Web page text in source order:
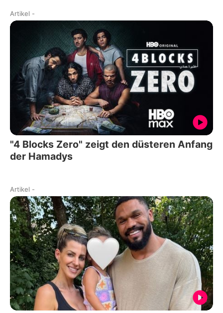
Artikel -
"4 Blocks Zero" zeigt den düsteren Anfang
der Hamadys
Artikel -